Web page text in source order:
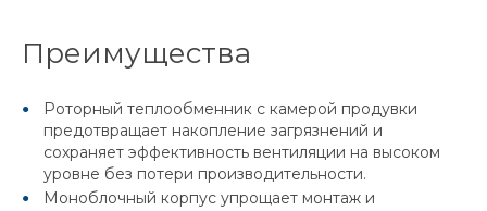
Преимущества
Роторный теплообменник с камерой продувки
предотвращает накопление загрязнений и
сохраняет эффективность вентиляции на высоком
уровне без потери производительности.
Моноблочный корпус упрощает монтаж и